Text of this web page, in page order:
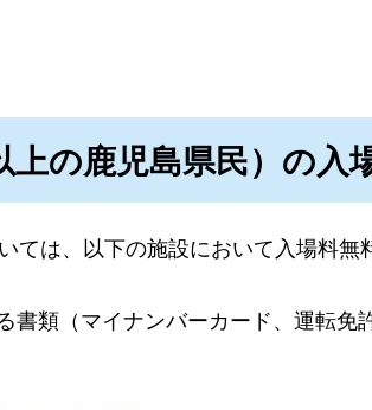
上の鹿児島県民）の入
ては、以下の施設において入場料無
書類（マイナンバーカード、運転免